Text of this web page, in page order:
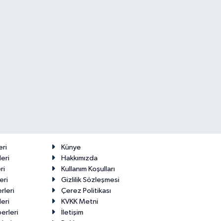
Künye
Hakkımızda
Kullanım Koşulları
Gizlilik Sözleşmesi
Çerez Politikası
KVKK Metni
İletişim